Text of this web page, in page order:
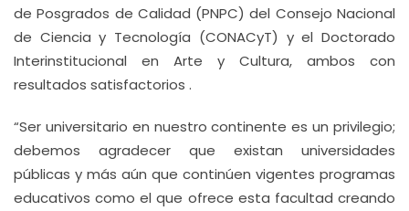
de Posgrados de Calidad (PNPC) del Consejo Nacional
de Ciencia y Tecnología (CONACyT) y el Doctorado
Interinstitucional en Arte y Cultura, ambos con
resultados satisfactorios .
“Ser universitario en nuestro continente es un privilegio;
debemos agradecer que existan universidades
públicas y más aún que continúen vigentes programas
educativos como el que ofrece esta facultad creando